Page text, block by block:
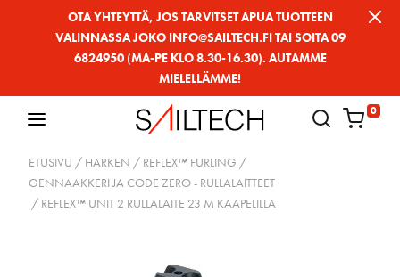
OTA YHTEYTTÄ, JOS TARVITSET APUA TUOTTEEN
VALINNASSA JOKO INFO@SAILTECH.FI TAI SOITA 09
6824950 (MA-PE KLO 8.30-16.30). AUTAMME
MIELELLÄMME!
0
ETUSIVU / HARKEN / REFLEX™ FURLING /
GENNAAKKERI JA CODE ZERO - RULLALAITTEET
/ REFLEX™ UNIT 2 RULLALAITE 23 M KAAPELILLA